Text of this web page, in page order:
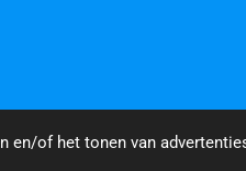
en/of het tonen van